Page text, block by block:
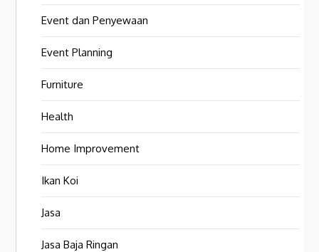
Event dan Penyewaan
Event Planning
Furniture
Health
Home Improvement
Ikan Koi
Jasa
Jasa Baja Ringan